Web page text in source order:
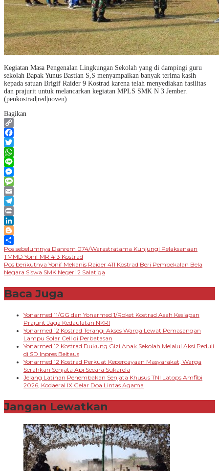
Kegiatan Masa Pengenalan Lingkungan Sekolah yang di dampingi guru
sekolah Bapak Yunus Bastian S,S menyampaikan banyak terima kasih
kepada satuan Brigif Raider 9 Kostrad karena telah menyediakan fasilitas
dan prajurit untuk melancarkan kegiatan MPLS SMK N 3 Jember.
(penkostrad|red|noven)
Bagikan
Copy
Link
Facebook
Twitter
WhatsApp
Line
Messenger
Message
Email
Telegram
Print
LinkedIn
Blogger
Share
Navigasi
pos
Pos sebelumnya Danrem 074/Warastratama Kunjungi Pelaksanaan
TMMD Yonif MR 413 Kostrad
Pos berikutnya Yonif Mekanis Raider 411 Kostrad Beri Pembekalan Bela
Negara Siswa SMK Negeri 2 Salatiga
Baca Juga
Yonarmed 11/GG dan Yonarmed 1/Roket Kostrad Asah Kesiapan
Prajurit Jaga Kedaulatan NKRI
Yonarmed 12 Kostrad Terangi Akses Warga Lewat Pemasangan
Lampu Solar Cell di Perbatasan
Yonarmed 12 Kostrad Dukung Gizi Anak Sekolah Melalui Aksi Peduli
di SD Inpres Beitaus
Yonarmed 12 Kostrad Perkuat Kepercayaan Masyarakat, Warga
Serahkan Senjata Api Secara Sukarela
Jelang Latihan Penembakan Senjata Khusus TNI Latops Amfibi
2026, Kodaeral IX Gelar Doa Lintas Agama
Jangan Lewatkan